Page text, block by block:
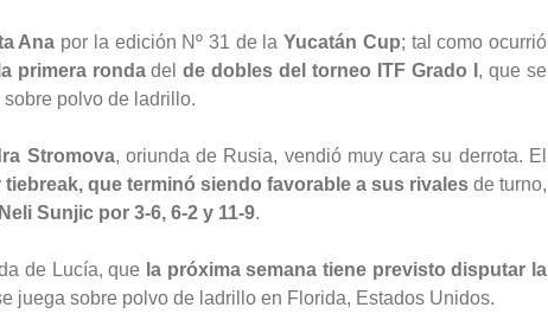
Ana por la edición Nº 31 de laYucatán Cup; tal como ocurrió
primera rondadelde dobles del torneo ITF Grado I , que se
polvo de ladrillo.
Stromova, oriunda de Rusia, vendió muy cara su derrota. El
que terminó siendo favorable a sus rivales de turno,
Sunjic por 3-6, 6-2 y 11-9.
de Lucía, que la próxima semana tiene previsto disputar la
juega sobre polvo de ladrillo en Florida, Estados Unidos.